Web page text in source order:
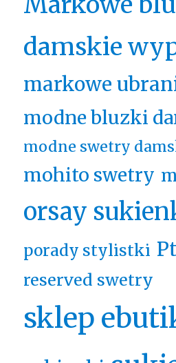
damskie
markowe
modne bluzki
modne swetry
mohito swetry
orsay
porady stylistki
reserved swetry
sklep